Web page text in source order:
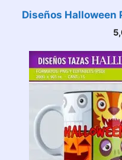
Diseños Halloween